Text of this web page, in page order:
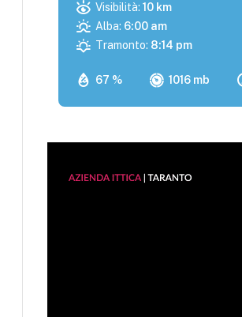
67 % 1016 mb
Visibilità: 10 km
Alba: 6:00 am
Tramonto: 8:14 pm